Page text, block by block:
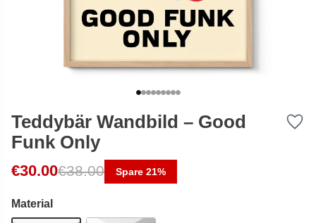
Teddybär Wandbild – Good
Funk Only
€30.00€38.00
Ursprünglicher Preis war: €38.00
Aktueller Preis ist: €30.00.
Spare 21%
Material